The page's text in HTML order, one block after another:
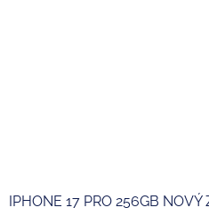
IPHONE 17 PRO 256GB NOVÝ